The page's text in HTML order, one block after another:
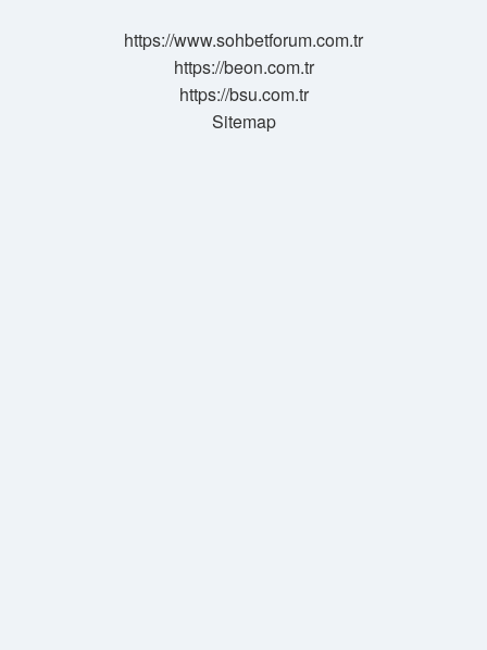
https://www.sohbetforum.com.tr
https://beon.com.tr
https://bsu.com.tr
Sitemap